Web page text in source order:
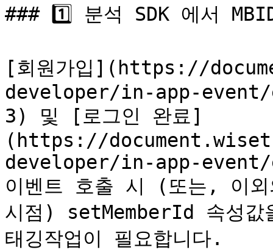
### 1️⃣ 분석 SDK 에서
[회원가입](https://
developer/in-app-
3) 및 [로그인 완료]
(https://
developer/in-app-
이벤트 호출 시 (또는, 이외
시점) setMemberId 속성값
태깅작업이 필요합니다.